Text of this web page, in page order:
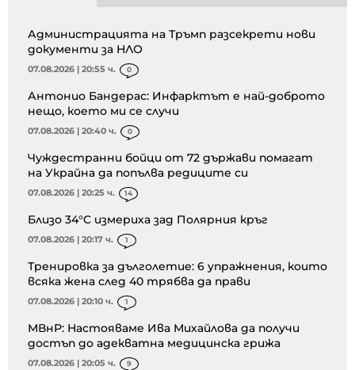
Администрацията на Тръмп разсекрети нови
документи за НЛО
07.08.2026 | 20:55 ч. 0
Антонио Бандерас: Инфарктът е най-доброто
нещо, което ми се случи
07.08.2026 | 20:40 ч. 0
Чуждестранни бойци от 72 държави помагат
на Украйна да попълва редиците си
07.08.2026 | 20:25 ч. 14
Близо 34°C измериха зад Полярния кръг
07.08.2026 | 20:17 ч. 1
Тренировка за дълголетие: 6 упражнения, които
всяка жена след 40 трябва да прави
07.08.2026 | 20:10 ч. 1
МВнР: Настояваме Ива Михайлова да получи
достъп до адекватна медицинска грижа
07.08.2026 | 20:05 ч. 9